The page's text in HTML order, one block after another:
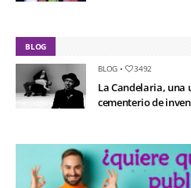
BLOG
BLOG • 3492
La Candelaria, una
cementerio de